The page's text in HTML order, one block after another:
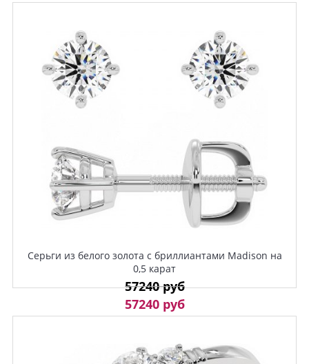
Серьги из белого золота с бриллиантами Madison на
0,5 карат
57240 руб
57240 руб